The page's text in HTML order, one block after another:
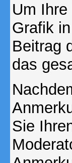
Um
Grafik
Beitrag
das
Sie